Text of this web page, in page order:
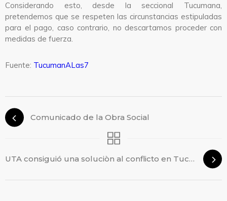
Considerando esto, desde la seccional Tucumana,
pretendemos que se respeten las circunstancias estipuladas
para el pago, caso contrario, no descartamos proceder con
medidas de fuerza.
Fuente: TucumanALas7
Comunicado de la Obra Social
UTA consiguió una soluciòn al conflicto en Tucumán